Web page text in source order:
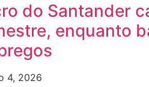
do Santander
enquanto
4, 2026